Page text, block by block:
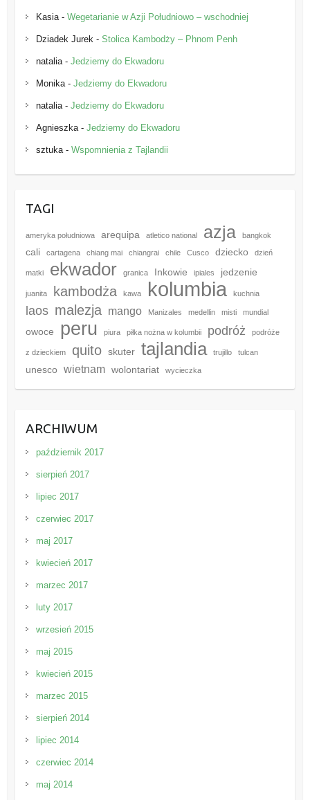
Kasia- Wegetarianie w Azji Południowo – wschodniej
Dziadek Jurek - Stolica Kambodży – Phnom Penh
natalia- Jedziemy do Ekwadoru
Monika- Jedziemy do Ekwadoru
natalia- Jedziemy do Ekwadoru
Agnieszka- Jedziemy do Ekwadoru
sztuka- Wspomnienia z Tajlandii
TAGI
ameryka południowa arequipa atletico national azja bangkok
cali cartagena chiang mai chiangrai chile Cusco dziecko dzień
matki ekwador granica Inkowie ipiales jedzenie
juanita kambodża kawa kolumbia kuchnia
laos malezja mango Manizales medellin misti mundial
owoce peru piura piłka nożna w kolumbii podróż podróże
z dzieckiem quito skuter tajlandia trujillo tulcan
unesco wietnam wolontariat wycieczka
ARCHIWUM
październik 2017
sierpień 2017
lipiec 2017
czerwiec 2017
maj 2017
kwiecień 2017
marzec 2017
luty 2017
wrzesień 2015
maj 2015
kwiecień 2015
marzec 2015
sierpień 2014
lipiec 2014
czerwiec 2014
maj 2014